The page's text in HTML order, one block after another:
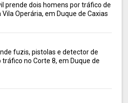
prende dois homens por tráfico de
Vila Operária, em Duque de Caxias
fuzis, pistolas e detector de
tráfico no Corte 8, em Duque de